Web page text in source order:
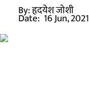
By:हृदयेश जोशी
Date: 16 Jun, 2021